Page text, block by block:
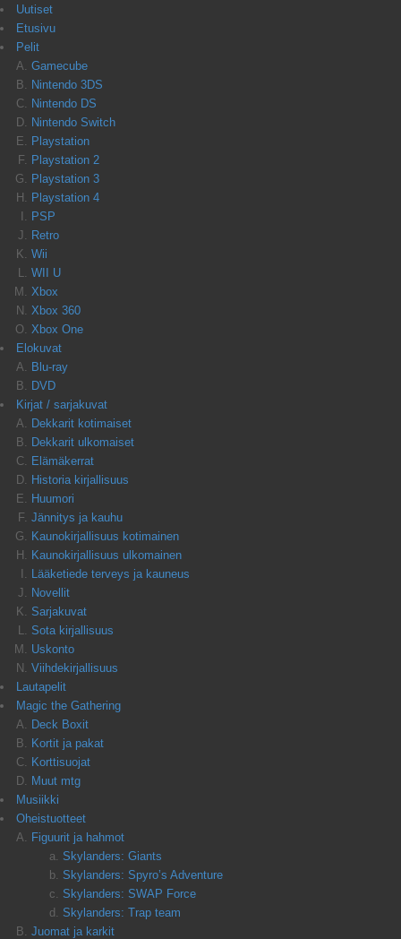
Uutiset
Etusivu
Pelit
Gamecube
Nintendo 3DS
Nintendo DS
Nintendo Switch
Playstation
Playstation 2
Playstation 3
Playstation 4
PSP
Retro
Wii
WII U
Xbox
Xbox 360
Xbox One
Elokuvat
Blu-ray
DVD
Kirjat / sarjakuvat
Dekkarit kotimaiset
Dekkarit ulkomaiset
Elämäkerrat
Historia kirjallisuus
Huumori
Jännitys ja kauhu
Kaunokirjallisuus kotimainen
Kaunokirjallisuus ulkomainen
Lääketiede terveys ja kauneus
Novellit
Sarjakuvat
Sota kirjallisuus
Uskonto
Viihdekirjallisuus
Lautapelit
Magic the Gathering
Deck Boxit
Kortit ja pakat
Korttisuojat
Muut mtg
Musiikki
Oheistuotteet
Figuurit ja hahmot
Skylanders: Giants
Skylanders: Spyro’s Adventure
Skylanders: SWAP Force
Skylanders: Trap team
Juomat ja karkit